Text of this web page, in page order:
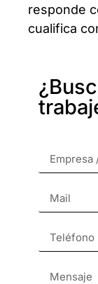
responde
cualifica